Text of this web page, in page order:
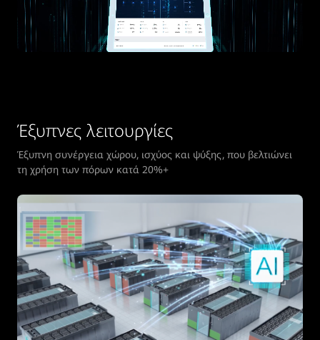
Έξυπνες λειτουργίες
Έξυπνη συνέργεια χώρου, ισχύος και ψύξης, που βελτιώνει
τη χρήση των πόρων κατά 20%+